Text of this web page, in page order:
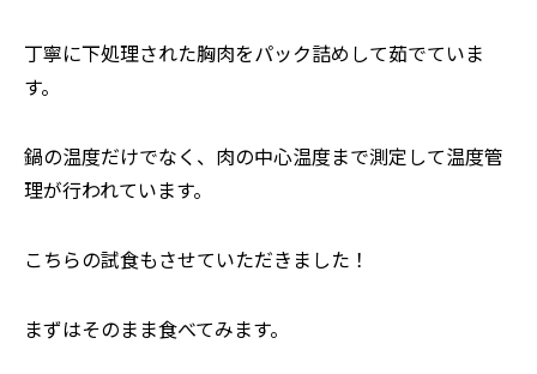
丁寧に下処理された胸肉をパック詰めして茹でていま
す。
鍋の温度だけでなく、肉の中心温度まで測定して温度管
理が行われています。
こちらの試食もさせていただきました！
まずはそのまま食べてみます。